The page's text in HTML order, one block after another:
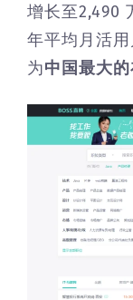
增长至2,490
年平均月活
为中国最大